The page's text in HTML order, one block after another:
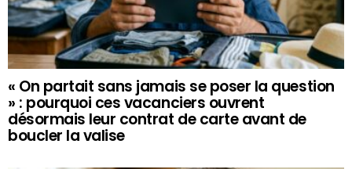
« On partait sans jamais se poser la question
» : pourquoi ces vacanciers ouvrent
désormais leur contrat de carte avant de
boucler la valise